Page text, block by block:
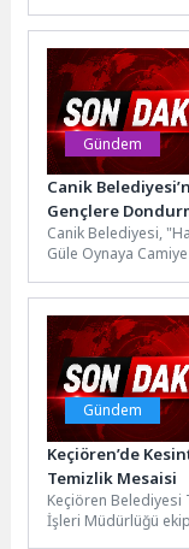
‘97’nin 2. sezonu,
diziseverlerle
başladı. 1...
Gündem
Canik
Gençlere
İkramı
Canik Belediyesi,
Güle Oynaya
çocukları ve gençleri
ikramlar eşliğinde...
Gündem
Keçiören’de
Temizlik Mesaisi
Keçiören Belediyesi
İşleri Müdürlüğü